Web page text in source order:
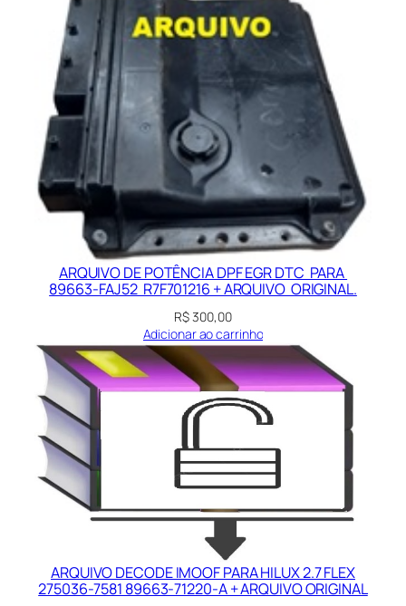
ARQUIVO DE POTÊNCIA DPF EGR DTC PARA
89663-FAJ52 R7F701216 + ARQUIVO ORIGINAL.
R$300,00
Adicionar ao carrinho
ARQUIVO DECODE IMOOF PARA HILUX 2.7 FLEX
275036-7581 89663-71220-A + ARQUIVO ORIGINAL